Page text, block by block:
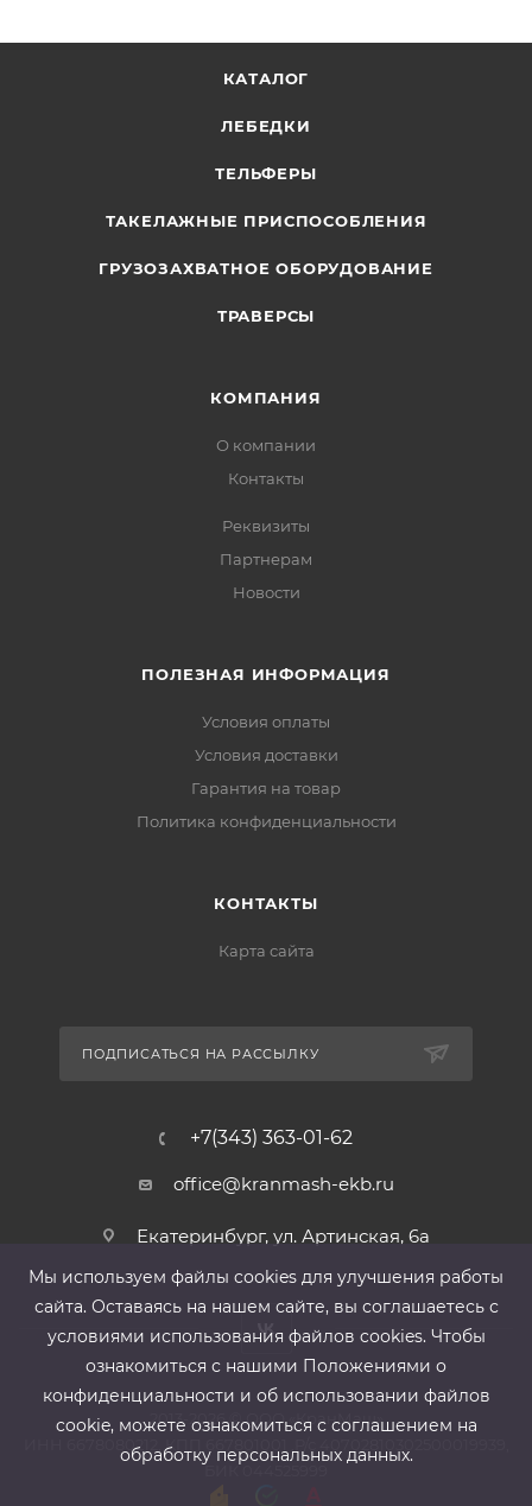
КАТАЛОГ
ЛЕБЕДКИ
ТЕЛЬФЕРЫ
ТАКЕЛАЖНЫЕ ПРИСПОСОБЛЕНИЯ
ГРУЗОЗАХВАТНОЕ ОБОРУДОВАНИЕ
ТРАВЕРСЫ
КОМПАНИЯ
О компании
Контакты
Реквизиты
Партнерам
Новости
ПОЛЕЗНАЯ ИНФОРМАЦИЯ
Условия оплаты
Условия доставки
Гарантия на товар
Политика конфиденциальности
КОНТАКТЫ
Карта сайта
ПОДПИСАТЬСЯ НА РАССЫЛКУ
+7(343) 363-01-62
office@kranmash-ekb.ru
Екатеринбург, ул. Артинская, 6а
2013-2026 ©ООО «КранМаш»
ИНН 6678080212, КПП 667801001 ,Р/с 40702810302500019939,
БИК 044525999
Мы используем файлы cооkies для улучшения работы
сайта. Оставаясь на нашем сайте, вы соглашаетесь с
условиями использования файлов cооkies. Чтобы
ознакомиться с нашими Положениями о
конфиденциальности и об использовании файлов
cookie, можете ознакомиться с соглашением на
обработку персональных данных.